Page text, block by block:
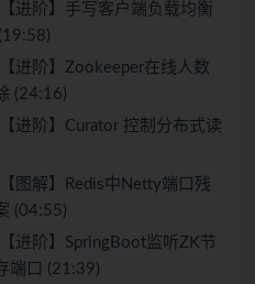
进阶】手写客户端负载均衡
进阶】Zookeeper在线人数
(24:16)
进阶】Curator 控制分布式读
图解】Redis中Netty端口残
(04:55)
进阶】SpringBoot监听ZK节
端口 (21:39)